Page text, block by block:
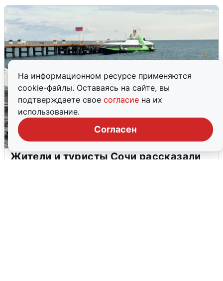
На информационном ресурсе применяются
cookie-файлы. Оставаясь на сайте, вы
подтверждаете свое согласие на их
использование.
Согласен
Жители и туристы Сочи рассказали